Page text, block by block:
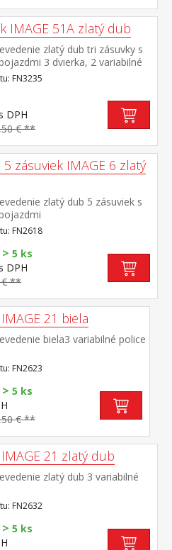
IMAGE 51A zlatý dub
zlatý dub tri zásuvky s
3 dvierka, 2 variabilné
FN3235
s DPH
€ **
zásuviek IMAGE 6 zlatý
zlatý dub 5 zásuviek s
FN2618
> 5 ks
s DPH
€ **
21 biela
biela3 variabilné police
FN2623
> 5 ks
€ **
21 zlatý dub
zlatý dub 3 variabilné
FN2632
> 5 ks